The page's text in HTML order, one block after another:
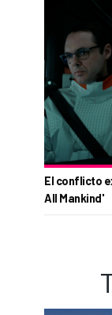
El conflicto
All Mankind'